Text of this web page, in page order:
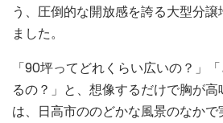
う、圧倒的な開放感を誇る大型分
ました。
「90坪ってどれくらい広いの？」
るの？」と、想像するだけで胸が
は、日高市ののどかな風景のなか